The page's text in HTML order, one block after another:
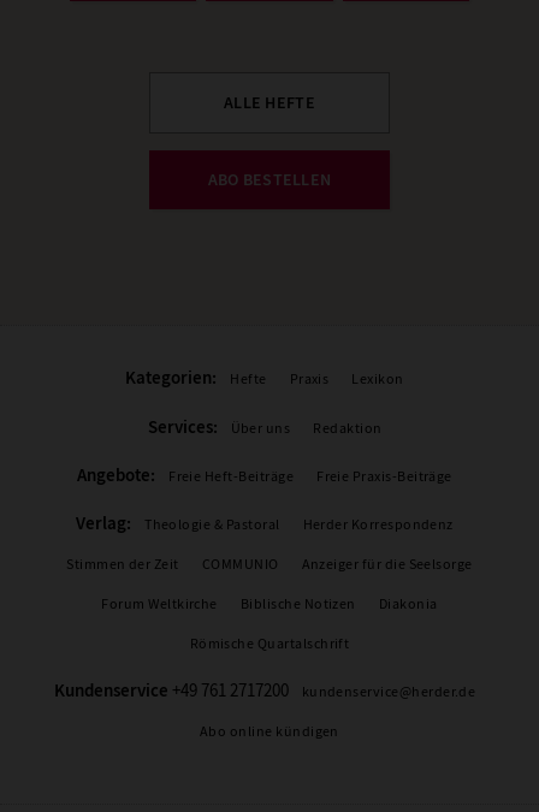
ALLE HEFTE
ABO BESTELLEN
Kategorien: Hefte Praxis Lexikon
Services: Über uns Redaktion
Angebote: Freie Heft-Beiträge Freie Praxis-Beiträge
Verlag: Theologie & Pastoral Herder Korrespondenz
Stimmen der Zeit COMMUNIO Anzeiger für die Seelsorge
Forum Weltkirche Biblische Notizen Diakonia
Römische Quartalschrift
Kundenservice +49 761 2717200 kundenservice@herder.de
Abo online kündigen